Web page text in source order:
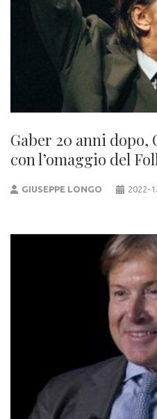
Gaber 20 anni dopo,
con l’omaggio del
GIUSEPPE LONGO 2022-